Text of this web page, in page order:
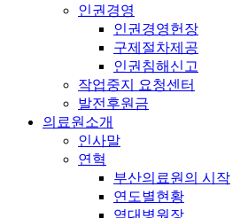
인권경영
인권경영헌장
구제절차제공
인권침해신고
작업중지 요청센터
발전후원금
의료원소개
인사말
연혁
부산의료원의 시작
연도별현황
역대병원장